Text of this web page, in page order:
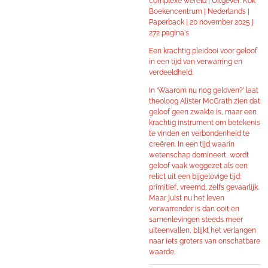
Boekencentrum | Nederlands |
Paperback | 20 november 2025 |
272 pagina's
Een krachtig pleidooi voor geloof
in een tijd van verwarring en
verdeeldheid.
In ‘Waarom nu nog geloven?’ laat
theoloog Alister McGrath zien dat
geloof geen zwakte is, maar een
krachtig instrument om betekenis
te vinden en verbondenheid te
creëren. In een tijd waarin
wetenschap domineert, wordt
geloof vaak weggezet als een
relict uit een bijgelovige tijd:
primitief, vreemd, zelfs gevaarlijk.
Maar juist nu het leven
verwarrender is dan ooit en
samenlevingen steeds meer
uiteenvallen, blijkt het verlangen
naar iets groters van onschatbare
waarde.